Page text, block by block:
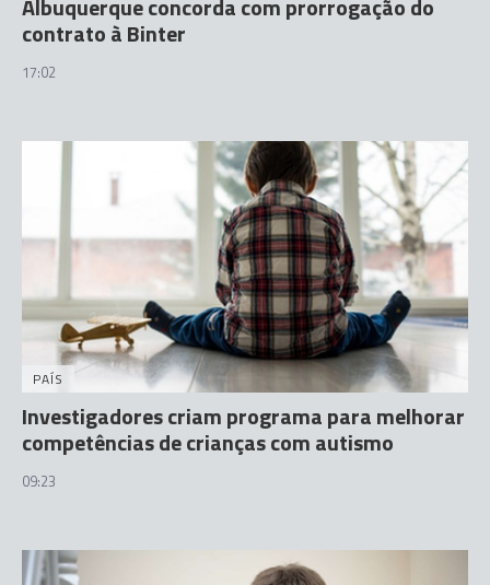
Albuquerque concorda com prorrogação do
contrato à Binter
17:02
PAÍS
Investigadores criam programa para melhorar
competências de crianças com autismo
09:23